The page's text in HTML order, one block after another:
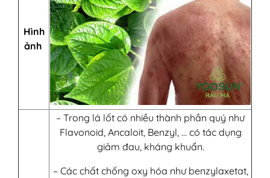
Hình
ảnh
– Trong lá lốt có nhiều thành phần quý như
Flavonoid, Ancaloit, Benzyl, … có tác dụng
giảm đau, kháng khuẩn.
– Các chất chống oxy hóa như benzylaxetat,